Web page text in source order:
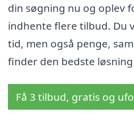
din søgning nu og oplev
indhente flere tilbud. Du
tid, men også penge,
finder den bedste
Få 3 tilbud, gratis og